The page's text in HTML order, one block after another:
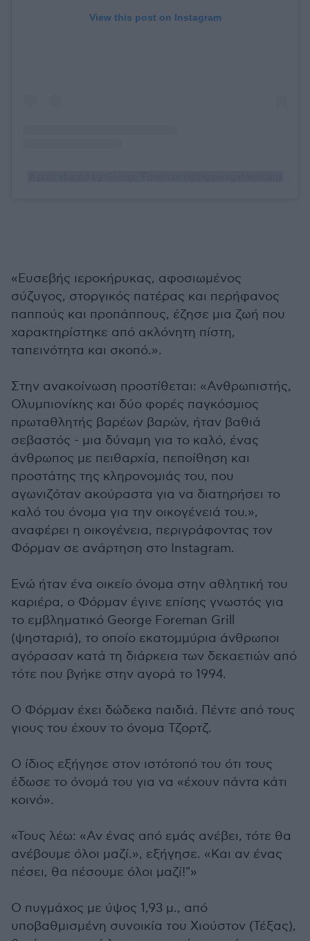
View this post on Instagram
«Ευσεβής ιεροκήρυκας, αφοσιωμένος
σύζυγος, στοργικός πατέρας και περήφανος
παππούς και προπάππους, έζησε μια ζωή που
χαρακτηρίστηκε από ακλόνητη πίστη,
ταπεινότητα και σκοπό.».
Στην ανακοίνωση προστίθεται: «Ανθρωπιστής,
Ολυμπιονίκης και δύο φορές παγκόσμιος
πρωταθλητής βαρέων βαρών, ήταν βαθιά
σεβαστός - μια δύναμη για το καλό, ένας
άνθρωπος με πειθαρχία, πεποίθηση και
προστάτης της κληρονομιάς του, που
αγωνιζόταν ακούραστα για να διατηρήσει το
καλό του όνομα για την οικογένειά του.»,
αναφέρει η οικογένεια, περιγράφοντας τον
Φόρμαν σε ανάρτηση στο Instagram.
Ενώ ήταν ένα οικείο όνομα στην αθλητική του
καριέρα, ο Φόρμαν έγινε επίσης γνωστός για
το εμβληματικό George Foreman Grill
(ψησταριά), το οποίο εκατομμύρια άνθρωποι
αγόρασαν κατά τη διάρκεια των δεκαετιών από
τότε που βγήκε στην αγορά το 1994.
Ο Φόρμαν έχει δώδεκα παιδιά. Πέντε από τους
γιους του έχουν το όνομα Τζορτζ.
Ο ίδιος εξήγησε στον ιστότοπό του ότι τους
έδωσε το όνομά του για να «έχουν πάντα κάτι
κοινό».
«Τους λέω: «Αν ένας από εμάς ανέβει, τότε θα
ανέβουμε όλοι μαζί.», εξήγησε. «Και αν ένας
πέσει, θα πέσουμε όλοι μαζί!"»
Ο πυγμάχος με ύψος 1,93 μ., από
υποβαθμισμένη συνοικία του Χιούστον (Τέξας),